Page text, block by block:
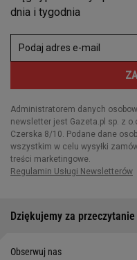
Dziękujemy za przeczytanie
Obserwuj nas